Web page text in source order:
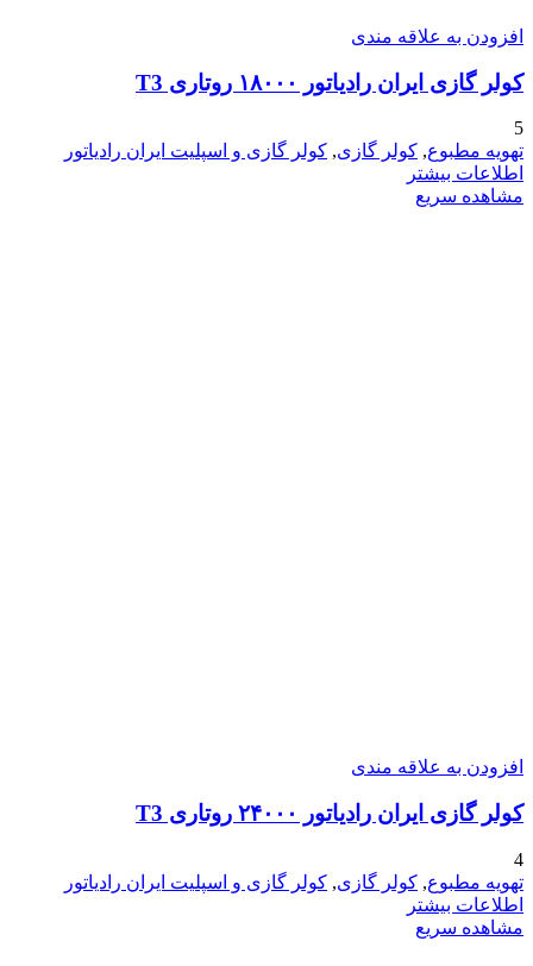
افزودن به علاقه مندی
کولر گازی ایران رادیاتور ۱۸۰۰۰ روتاری T3
5
تهویه مطبوع, کولر گازی, کولر گازی و اسپلیت ایران رادیاتور
اطلاعات بیشتر
مشاهده سریع
افزودن به علاقه مندی
کولر گازی ایران رادیاتور ۲۴۰۰۰ روتاری T3
4
تهویه مطبوع, کولر گازی, کولر گازی و اسپلیت ایران رادیاتور
اطلاعات بیشتر
مشاهده سریع